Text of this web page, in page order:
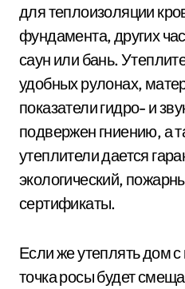
для теплоизоляции
фундамента, других
саун или бань.
удобных рулонах,
показатели гидро- и
подвержен гниению, а
утеплители дается
экологический,
сертификаты.
Если же утеплять дом
точка росы будет